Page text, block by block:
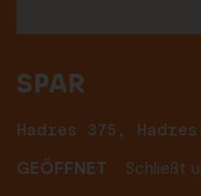
SPAR
Hadres 375,
GEÖFFNET
Schließt